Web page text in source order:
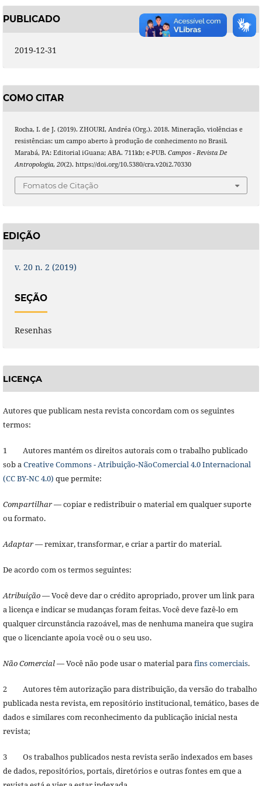
PUBLICADO
2019-12-31
COMO CITAR
Rocha, I. de J. (2019). ZHOURI, Andréa (Org.). 2018. Mineração, violências e
resistências: um campo aberto à produção de conhecimento no Brasil.
Marabá, PA: Editorial iGuana; ABA. 711kb; e-PUB. Campos - Revista De
Antropologia, 20(2). https://doi.org/10.5380/cra.v20i2.70330
Fomatos de Citação
EDIÇÃO
v. 20 n. 2 (2019)
SEÇÃO
Resenhas
LICENÇA
Autores que publicam nesta revista concordam com os seguintes
termos:
1 Autores mantém os direitos autorais com o trabalho publicado
sob aCreative Commons - Atribuição-NãoComercial 4.0 Internacional
(CC BY-NC 4.0) que permite:
Compartilhar— copiar e redistribuir o material em qualquer suporte
ou formato.
Adaptar— remixar, transformar, e criar a partir do material.
De acordo com os termos seguintes:
Atribuição— Você deve dar o crédito apropriado, prover um link para
a licença e indicar se mudanças foram feitas. Você deve fazê-lo em
qualquer circunstância razoável, mas de nenhuma maneira que sugira
que o licenciante apoia você ou o seu uso.
Não Comercial— Você não pode usar o material parafins comerciais.
2 Autores têm autorização para distribuição, da versão do trabalho
publicada nesta revista, em repositório institucional, temático, bases de
dados e similares com reconhecimento da publicação inicial nesta
revista;
3 Os trabalhos publicados nesta revista serão indexados em bases
de dados, repositórios, portais, diretórios e outras fontes em que a